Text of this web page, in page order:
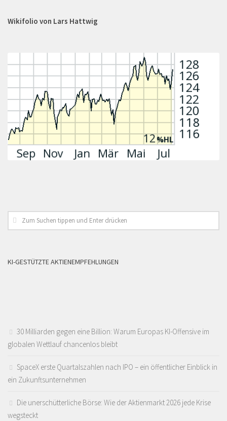
Wikifolio von Lars Hattwig
KI-GESTÜTZTE AKTIENEMPFEHLUNGEN
30 Milliarden gegen eine Billion: Warum Europas KI-Offensive im
globalen Wettlauf chancenlos bleibt
SpaceX erste Quartalszahlen nach IPO – ein öffentlicher Einblick in
ein Zukunftsunternehmen
Die unerschütterliche Börse: Wie der Aktienmarkt 2026 jede Krise
wegsteckt